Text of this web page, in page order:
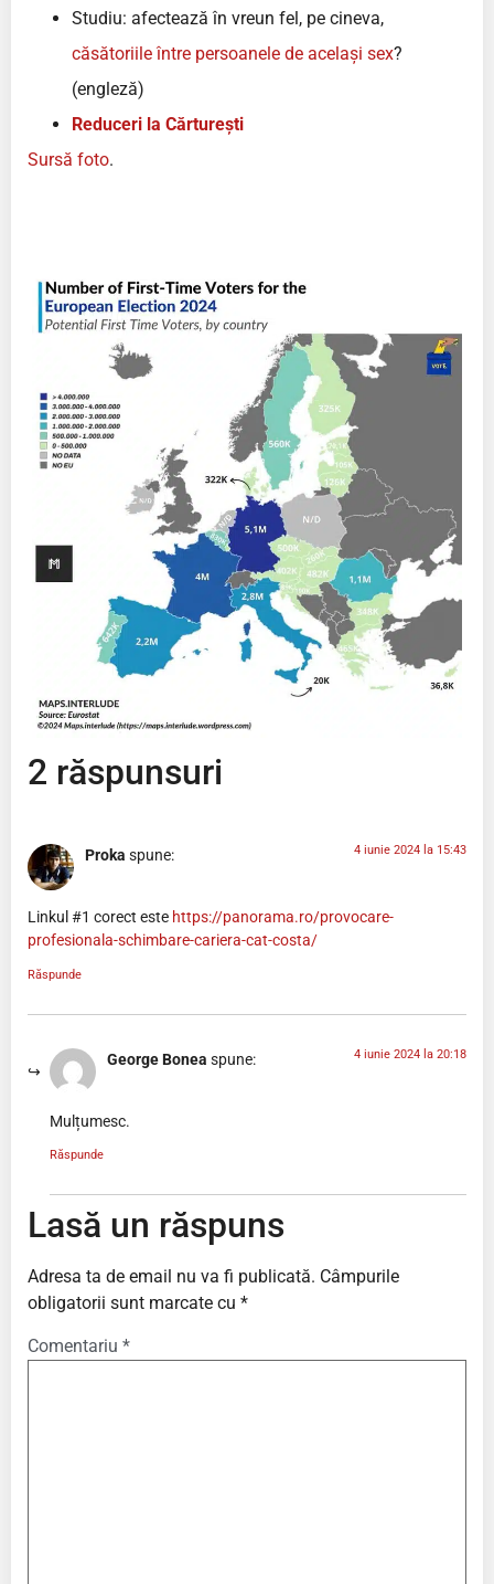
Studiu: afectează în vreun fel, pe cineva,
căsătoriile între persoanele de același sex?
(engleză)
Reduceri la Cărturești
Sursă foto.
2 răspunsuri
Proka spune: 4 iunie 2024 la 15:43
Linkul #1 corect este https://panorama.ro/provocare-
profesionala-schimbare-cariera-cat-costa/
Răspunde
George Bonea spune: 4 iunie 2024 la 20:18
Mulțumesc.
Răspunde
Lasă un răspuns
Adresa ta de email nu va fi publicată. Câmpurile
obligatorii sunt marcate cu *
Comentariu *